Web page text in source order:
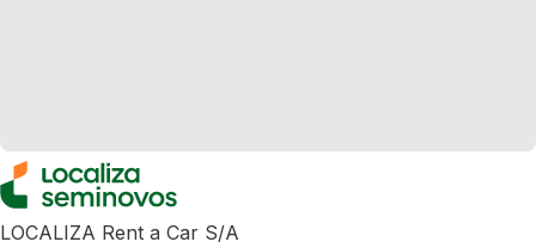
LOCALIZA Rent a Car S/A